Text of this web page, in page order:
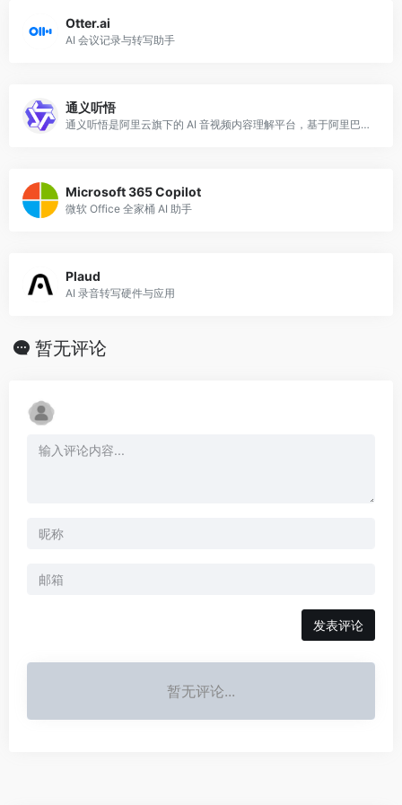
Otter.ai
AI 会议记录与转写助手
通义听悟
通义听悟是阿里云旗下的 AI 音视频内容理解平台，基于阿里巴巴自研的通义大模型，专注于将音频和视频内容转化为结构化的文字记录和智能摘要。
Microsoft 365 Copilot
微软 Office 全家桶 AI 助手
Plaud
AI 录音转写硬件与应用
暂无评论
发表评论
暂无评论...